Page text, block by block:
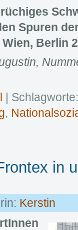
Spuren
Berlin
| Schlagworte:
,
in
Kerstin